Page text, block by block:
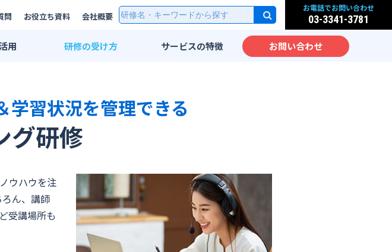
問 お役立ち資料 会社概要
お電話でお問い合わせ
03-3341-3781
用 研修の受け方
法人用スクールサービス
eラーニング
推奨PC環境
学習管理システム
サービスの特徴
化
IT教育のノウハウ
大手企業向けIT研修
お問い合わせ
学習状況を管理できる
グ研修
ウハウを注
ん、講師
受講場所も